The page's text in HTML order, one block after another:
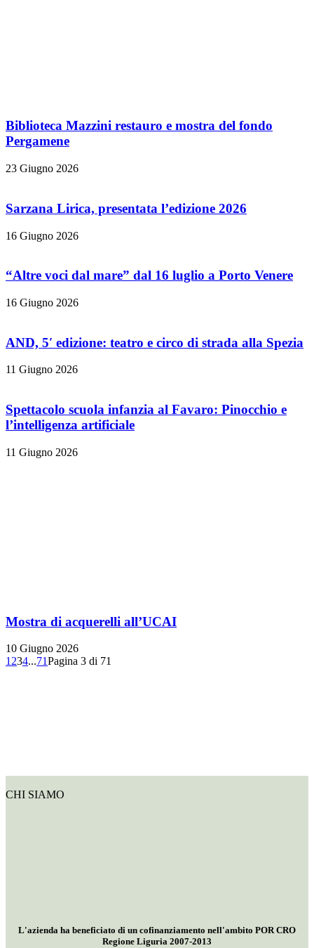
Biblioteca Mazzini restauro e mostra del fondo
Pergamene
23 Giugno 2026
Sarzana Lirica, presentata l’edizione 2026
16 Giugno 2026
“Altre voci dal mare” dal 16 luglio a Porto Venere
16 Giugno 2026
AND, 5′ edizione: teatro e circo di strada alla Spezia
11 Giugno 2026
Spettacolo scuola infanzia al Favaro: Pinocchio e
l’intelligenza artificiale
11 Giugno 2026
Mostra di acquerelli all’UCAI
10 Giugno 2026
1 234...71Pagina 3 di 71
CHI SIAMO
L'azienda ha beneficiato di un cofinanziamento nell'ambito POR CRO
Regione Liguria 2007-2013